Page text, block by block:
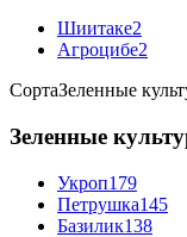
Шиитаке2
Агроцибе2
СортаЗеленные
Зеленные
Укроп179
Петрушка145
Базилик138